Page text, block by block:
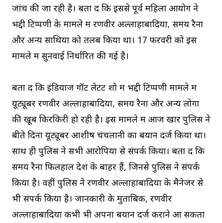
जांच की जा रही है। बता दें कि इससे पूर्व महिला आयोग ने
भद्दी टिप्पणी के मामले में रणवीर अल्लाहाबादिया, समय रैना
और अन्य साथियों को तलब किया था। 17 फरवरी को इस
मामले में सुनवाई निर्धारित की गई है।
बता दें कि इंडियाज गॉट लेटेंट शो में भद्दी टिप्पणी मामले में
यूट्यूबर रणवीर अल्लाहाबादिया, समय रैना और अन्य लोगों
की खूब किरकिरी हो रही है। इस मामले में आज खार पुलिस ने
बीते दिनों यूट्यूबर आशीष चंचलानी का बयान दर्ज किया था।
साथ ही पुलिस ने सभी आरोपियों से संपर्क किया। बता दें कि
समय रैना फिलहाल देश के बाहर हैं, जिनसे पुलिस ने संपर्क
किया है। वहीं पुलिस ने रणवीर अल्लाहाबादिया के मैनेजर से
भी संपर्क किया है। जानकारी के मुताबिक, रणवीर
अल्लाहाबादिया कभी भी अपना बयान दर्ज कराने आ सकता